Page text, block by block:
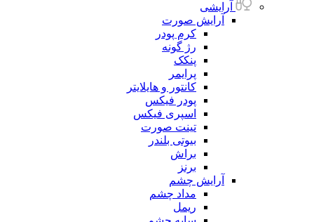
آرایشی
آرایش صورت
کرم پودر
رژ گونه
پنکک
پرایمر
کانتور و هایلایتر
پودر فیکس
اسپری فیکس
تینت صورت
بیوتی بلندر
براش
برنز
آرایش چشم
مداد چشم
ریمل